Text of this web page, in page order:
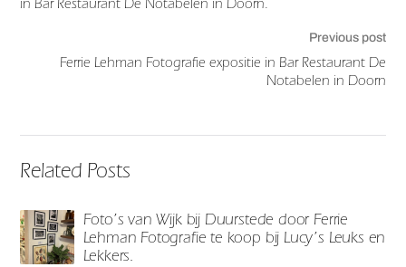
in Bar Restaurant De Notabelen in Doorn.
Previous post
Ferrie Lehman Fotografie expositie in Bar Restaurant De
Notabelen in Doorn
Related Posts
Foto’s van Wijk bij Duurstede door Ferrie
Lehman Fotografie te koop bij Lucy’s Leuks en
Lekkers.